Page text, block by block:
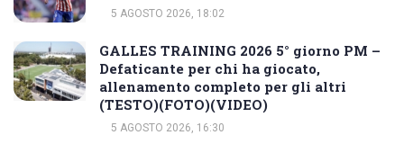
5 AGOSTO 2026, 18:02
GALLES TRAINING 2026 5° giorno PM –
Defaticante per chi ha giocato,
allenamento completo per gli altri
(TESTO)(FOTO)(VIDEO)
5 AGOSTO 2026, 16:30